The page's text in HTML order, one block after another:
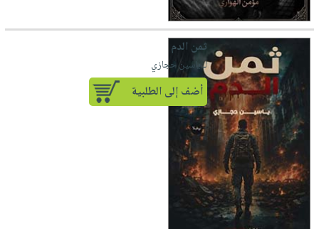
ثمن الدم
لـ ياسين حجازي
أضف إلى الطلبية